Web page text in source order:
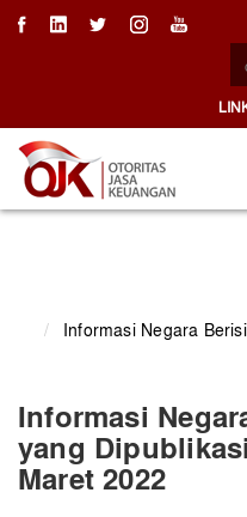
/
Informasi Negara
Informasi
yang
Maret 2022